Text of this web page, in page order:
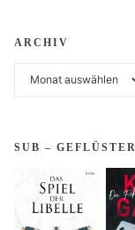
ARCHIV
SUB – GEFLÜSTER